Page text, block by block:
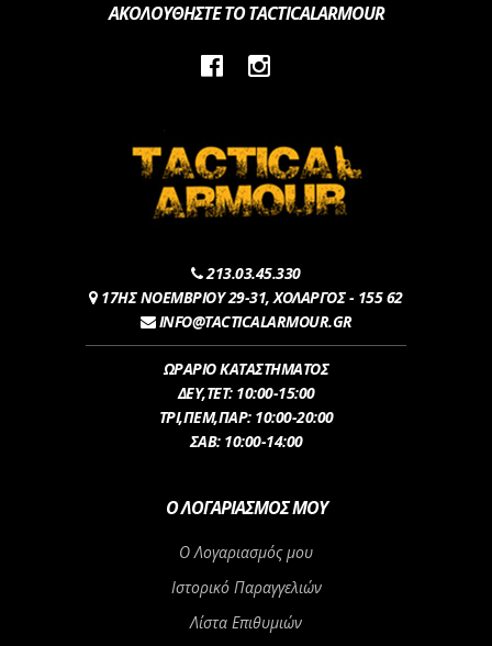
ΑΚΟΛΟΥΘΗΣΤΕ ΤΟ TACTICALARMOUR
213.03.45.330
17ΗΣ ΝΟΕΜΒΡΙΟΥ 29-31, ΧΟΛΑΡΓΟΣ - 155 62
INFO@TACTICALARMOUR.GR
ΩΡΑΡΙΟ ΚΑΤΑΣΤΗΜΑΤΟΣ
ΔEY,ΤET: 10:00-15:00
ΤΡI,ΠΕM,ΠΑΡ: 10:00-20:00
ΣΑΒ: 10:00-14:00
Ο ΛΟΓΑΡΙΑΣΜΌΣ ΜΟΥ
Ο Λογαριασμός μου
Ιστορικό Παραγγελιών
Λίστα Επιθυμιών